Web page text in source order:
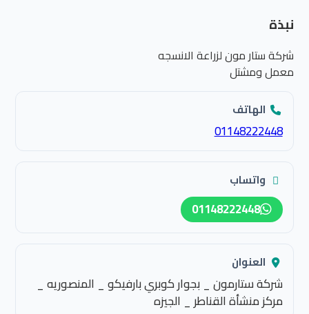
نبذة
شركة ستار مون لزراعة الانسجه
معمل ومشتل
الهاتف
01148222448
واتساب
01148222448
العنوان
شركة ستارمون _ بجوار كوبري بارفيكو _ المنصوريه _
مركز منشأة القناطر _ الجيزه